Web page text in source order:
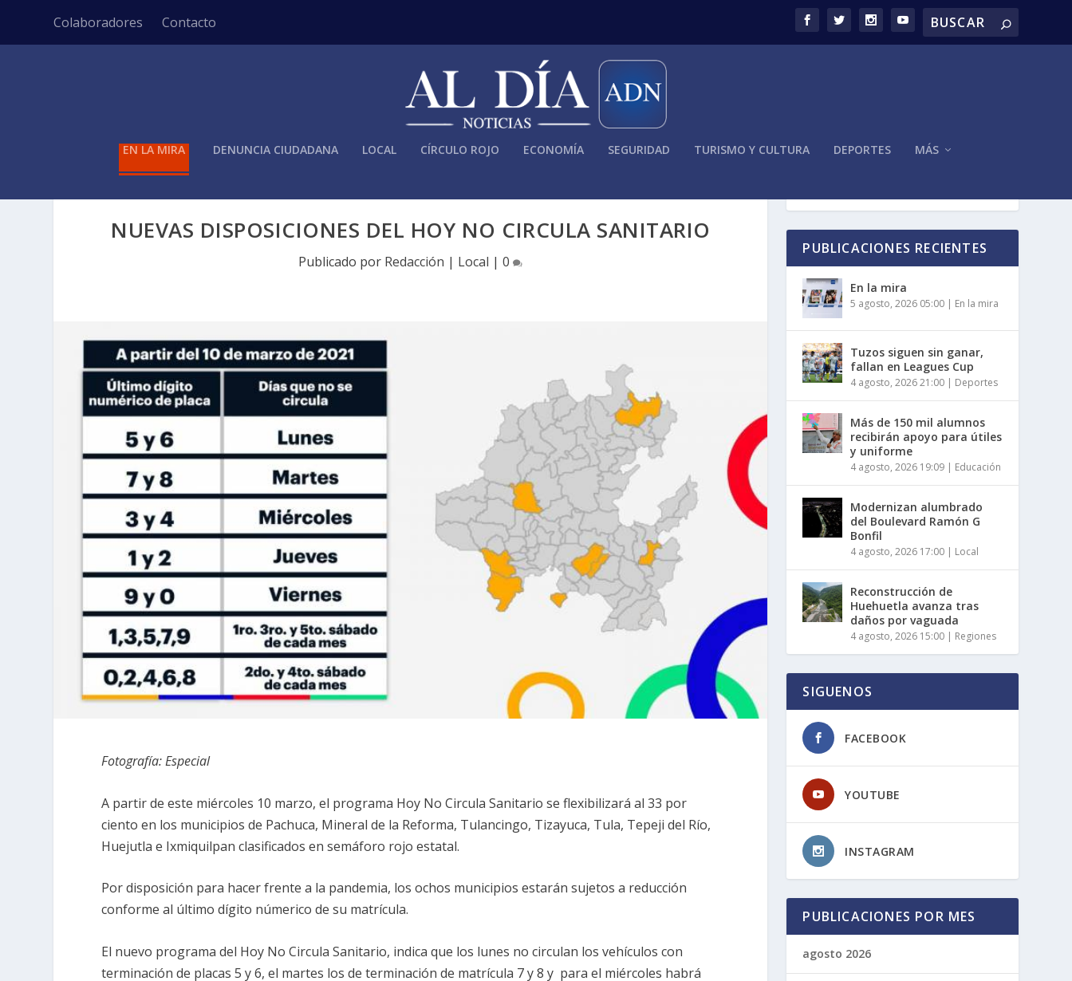
Colaboradores Contacto
EN LA MIRA DENUNCIA CIUDADANA LOCAL CÍRCULO ROJO ECONOMÍA SEGURIDAD TURISMO Y CULTURA DEPORTES MÁS
NUEVAS DISPOSICIONES DEL HOY NO CIRCULA SANITARIO
Publicado por Redacción | Local |0
Fotografía: Especial
A partir de este miércoles 10 marzo, el programa Hoy No Circula Sanitario se flexibilizará al 33 por
ciento en los municipios de Pachuca, Mineral de la Reforma, Tulancingo, Tizayuca, Tula, Tepeji del Río,
Huejutla e Ixmiquilpan clasificados en semáforo rojo estatal.
Por disposición para hacer frente a la pandemia, los ochos municipios estarán sujetos a reducción
conforme al último dígito númerico de su matrícula.
El nuevo programa del Hoy No Circula Sanitario, indica que los lunes no circulan los vehículos con
terminación de placas 5 y 6, el martes los de terminación de matrícula 7 y 8 y para el miércoles habrá
PUBLICACIONES RECIENTES
En la mira
5 agosto, 2026 05:00 | En la mira
Tuzos siguen sin ganar,
fallan en Leagues Cup
4 agosto, 2026 21:00 | Deportes
Más de 150 mil alumnos
recibirán apoyo para útiles
y uniforme
4 agosto, 2026 19:09 | Educación
Modernizan alumbrado
del Boulevard Ramón G
Bonfil
4 agosto, 2026 17:00 | Local
Reconstrucción de
Huehuetla avanza tras
daños por vaguada
4 agosto, 2026 15:00 | Regiones
SIGUENOS
FACEBOOK
YOUTUBE
INSTAGRAM
PUBLICACIONES POR MES
agosto 2026